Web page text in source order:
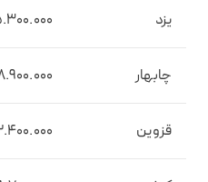
یزد
چابهار
قزوین